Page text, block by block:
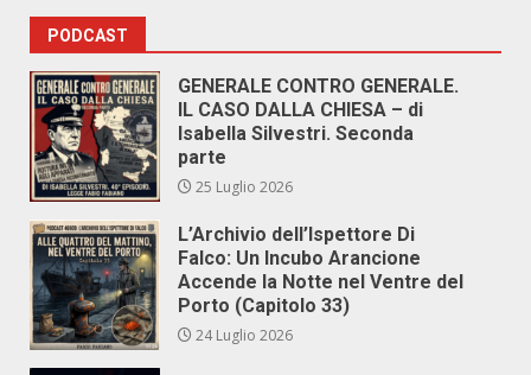
PODCAST
GENERALE CONTRO GENERALE.
IL CASO DALLA CHIESA – di
Isabella Silvestri. Seconda
parte
25 Luglio 2026
L’Archivio dell’Ispettore Di
Falco: Un Incubo Arancione
Accende la Notte nel Ventre del
Porto (Capitolo 33)
24 Luglio 2026